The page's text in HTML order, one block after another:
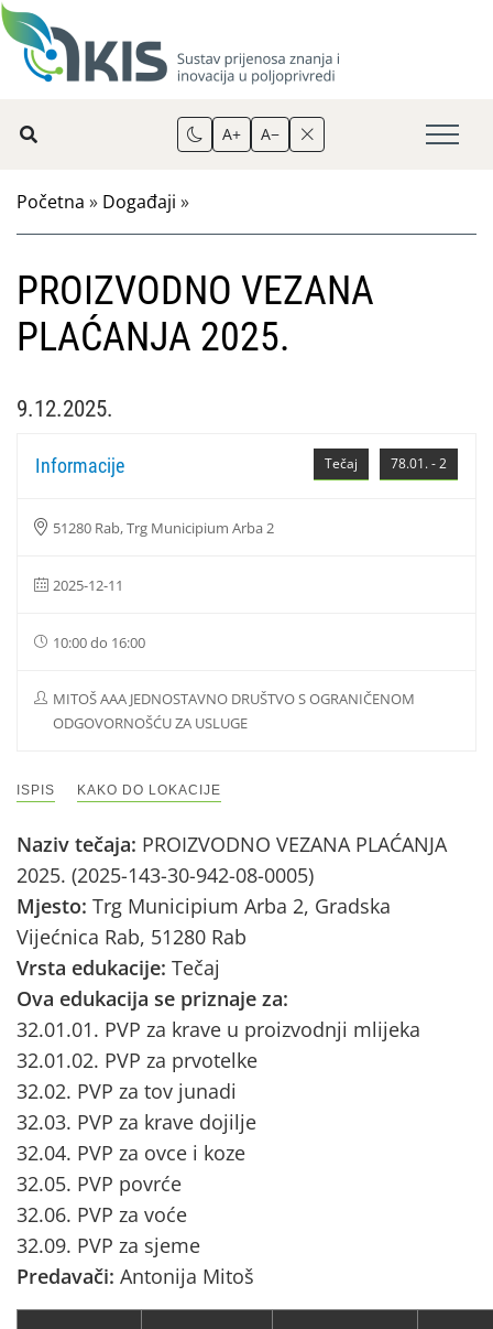
A+ A−
Početna » Događaji »
PROIZVODNO VEZANA
PLAĆANJA 2025.
9.12.2025.
78.01. - 2
Tečaj
Informacije
51280 Rab, Trg Municipium Arba 2
2025-12-11
10:00 do 16:00
MITOŠ AAA JEDNOSTAVNO DRUŠTVO S OGRANIČENOM
ODGOVORNOŠĆU ZA USLUGE
ISPIS KAKO DO LOKACIJE
Naziv tečaja: PROIZVODNO VEZANA PLAĆANJA
2025. (2025-143-30-942-08-0005)
Mjesto: Trg Municipium Arba 2, Gradska
Vijećnica Rab, 51280 Rab
Vrsta edukacije: Tečaj
Ova edukacija se priznaje za:
32.01.01. PVP za krave u proizvodnji mlijeka
32.01.02. PVP za prvotelke
32.02. PVP za tov junadi
32.03. PVP za krave dojilje
32.04. PVP za ovce i koze
32.05. PVP povrće
32.06. PVP za voće
32.09. PVP za sjeme
Predavači: Antonija Mitoš